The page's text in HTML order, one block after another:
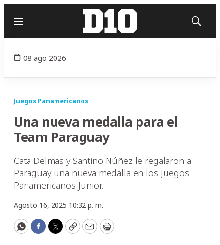
Menú
Mostrar
08 ago 2026
Juegos Panamericanos
Una nueva medalla para el
Team Paraguay
Cata Delmas y Santino Núñez le regalaron a
Paraguay una nueva medalla en los Juegos
Panamericanos Junior.
Agosto 16, 2025 10:32 p. m.
WhatsApp
Facebook
Twitter
CopyEmailPrint